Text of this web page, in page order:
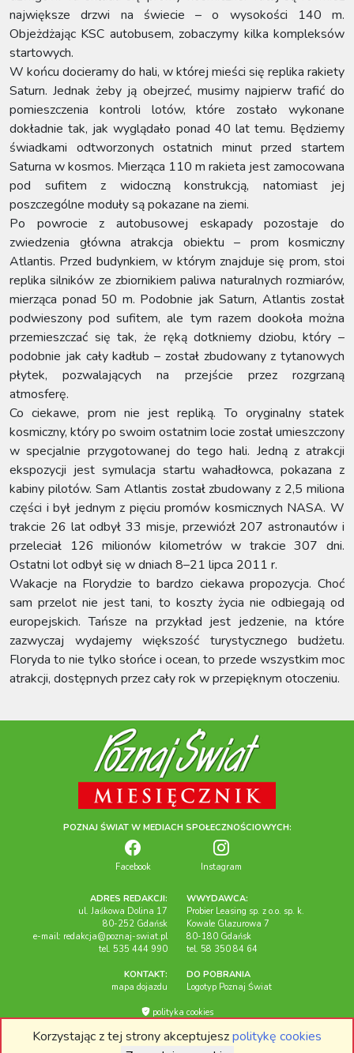
największe drzwi na świecie – o wysokości 140 m.
Objeżdżając KSC autobusem, zobaczymy kilka kompleksów
startowych.
W końcu docieramy do hali, w której mieści się replika rakiety
Saturn. Jednak żeby ją obejrzeć, musimy najpierw trafić do
pomieszczenia kontroli lotów, które zostało wykonane
dokładnie tak, jak wyglądało ponad 40 lat temu. Będziemy
świadkami odtworzonych ostatnich minut przed startem
Saturna w kosmos. Mierząca 110 m rakieta jest zamocowana
pod sufitem z widoczną konstrukcją, natomiast jej
poszczególne moduły są pokazane na ziemi.
Po powrocie z autobusowej eskapady pozostaje do
zwiedzenia główna atrakcja obiektu – prom kosmiczny
Atlantis. Przed budynkiem, w którym znajduje się prom, stoi
replika silników ze zbiornikiem paliwa naturalnych rozmiarów,
mierząca ponad 50 m. Podobnie jak Saturn, Atlantis został
podwieszony pod sufitem, ale tym razem dookoła można
przemieszczać się tak, że ręką dotkniemy dziobu, który –
podobnie jak cały kadłub – został zbudowany z tytanowych
płytek, pozwalających na przejście przez rozgrzaną
atmosferę.
Co ciekawe, prom nie jest repliką. To oryginalny statek
kosmiczny, który po swoim ostatnim locie został umieszczony
w specjalnie przygotowanej do tego hali. Jedną z atrakcji
ekspozycji jest symulacja startu wahadłowca, pokazana z
kabiny pilotów. Sam Atlantis został zbudowany z 2,5 miliona
części i był jednym z pięciu promów kosmicznych NASA. W
trakcie 26 lat odbył 33 misje, przewiózł 207 astronautów i
przeleciał 126 milionów kilometrów w trakcie 307 dni.
Ostatni lot odbył się w dniach 8–21 lipca 2011 r.
Wakacje na Florydzie to bardzo ciekawa propozycja. Choć
sam przelot nie jest tani, to koszty życia nie odbiegają od
europejskich. Tańsze na przykład jest jedzenie, na które
zazwyczaj wydajemy większość turystycznego budżetu.
Floryda to nie tylko słońce i ocean, to przede wszystkim moc
atrakcji, dostępnych przez cały rok w przepięknym otoczeniu.
POZNAJ ŚWIAT W MEDIACH SPOŁECZNOŚCIOWYCH:
Facebook Instagram
ADRES REDAKCJI:
ul. Jaśkowa Dolina 17
80-252 Gdańsk
e-mail: redakcja@poznaj-swiat.pl
tel. 535 444 990
KONTAKT:
mapa dojazdu
WWYDAWCA:
Probier Leasing sp. z o.o. sp. k.
Kowale Glazurowa 7
80-180 Gdańsk
tel. 58 350 84 64
DO POBRANIA
Logotyp Poznaj Świat
polityka cookies
Miesięcznik "Poznaj Świat", 2026r. Wszelkie prawa zastrzeżone.
Korzystając z tej strony akceptujeszpolitykę cookies